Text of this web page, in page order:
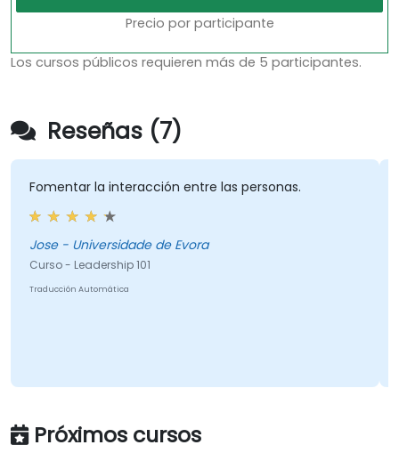
Precio por participante
Los cursos públicos requieren más de 5 participantes.
Reseñas (7)
Fomentar la interacción entre las personas.
Jose - Universidade de Evora
Curso - Leadership 101
Traducción Automática
Próximos cursos